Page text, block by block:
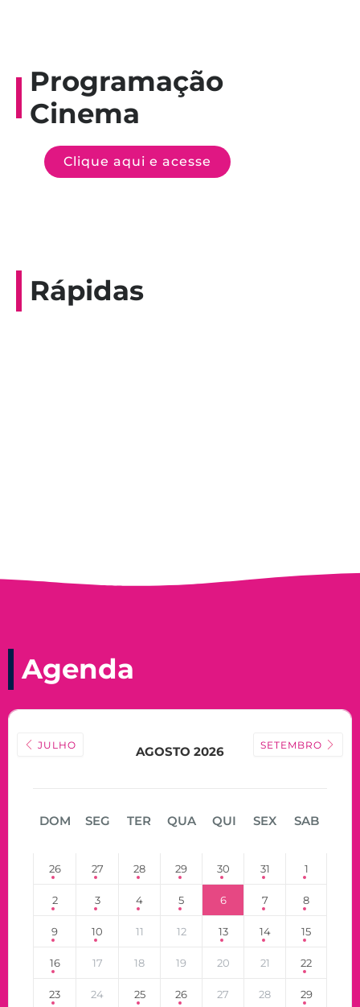
Programação
Cinema
Clique aqui e acesse
Rápidas
Agenda
JULHO AGOSTO 2026 SETEMBRO
DOM SEG TER QUA QUI SEX SAB
26 27 28 29 30 31 1
2 3 4 5 6 7 8
9 10 11 12 13 14 15
16 17 18 19 20 21 22
23 24 25 26 27 28 29